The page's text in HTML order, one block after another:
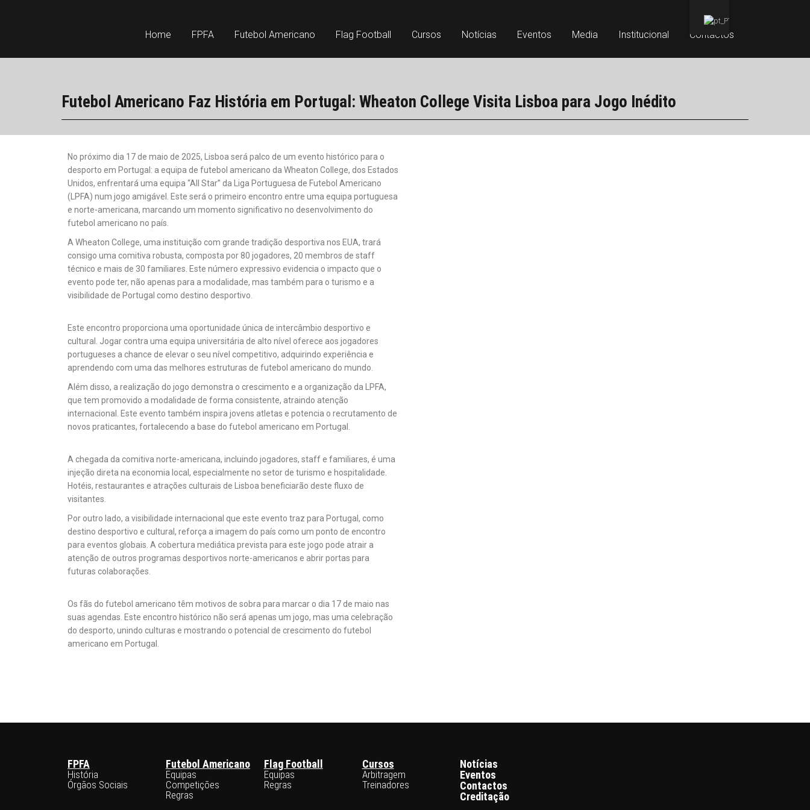
Home FPFA Futebol Americano Flag Football Cursos Notícias Eventos Media Institucional Contactos
Futebol Americano Faz História em Portugal: Wheaton College Visita Lisboa para Jogo Inédito
No próximo dia 17 de maio de 2025, Lisboa será palco de um evento histórico para o
desporto em Portugal: a equipa de futebol americano da Wheaton College, dos Estados
Unidos, enfrentará uma equipa “All Star” da Liga Portuguesa de Futebol Americano
(LPFA) num jogo amigável. Este será o primeiro encontro entre uma equipa portuguesa
e norte-americana, marcando um momento significativo no desenvolvimento do
futebol americano no país.
A Wheaton College, uma instituição com grande tradição desportiva nos EUA, trará
consigo uma comitiva robusta, composta por 80 jogadores, 20 membros de staff
técnico e mais de 30 familiares. Este número expressivo evidencia o impacto que o
evento pode ter, não apenas para a modalidade, mas também para o turismo e a
visibilidade de Portugal como destino desportivo.
Este encontro proporciona uma oportunidade única de intercâmbio desportivo e
cultural. Jogar contra uma equipa universitária de alto nível oferece aos jogadores
portugueses a chance de elevar o seu nível competitivo, adquirindo experiência e
aprendendo com uma das melhores estruturas de futebol americano do mundo.
Além disso, a realização do jogo demonstra o crescimento e a organização da LPFA,
que tem promovido a modalidade de forma consistente, atraindo atenção
internacional. Este evento também inspira jovens atletas e potencia o recrutamento de
novos praticantes, fortalecendo a base do futebol americano em Portugal.
A chegada da comitiva norte-americana, incluindo jogadores, staff e familiares, é uma
injeção direta na economia local, especialmente no setor de turismo e hospitalidade.
Hotéis, restaurantes e atrações culturais de Lisboa beneficiarão deste fluxo de
visitantes.
Por outro lado, a visibilidade internacional que este evento traz para Portugal, como
destino desportivo e cultural, reforça a imagem do país como um ponto de encontro
para eventos globais. A cobertura mediática prevista para este jogo pode atrair a
atenção de outros programas desportivos norte-americanos e abrir portas para
futuras colaborações.
Os fãs do futebol americano têm motivos de sobra para marcar o dia 17 de maio nas
suas agendas. Este encontro histórico não será apenas um jogo, mas uma celebração
do desporto, unindo culturas e mostrando o potencial de crescimento do futebol
americano em Portugal.
FPFA
História
Órgãos Sociais
Futebol Americano
Equipas
Competições
Regras
Flag Football
Equipas
Regras
Cursos
Arbitragem
Treinadores
Notícias
Eventos
Contactos
Creditação